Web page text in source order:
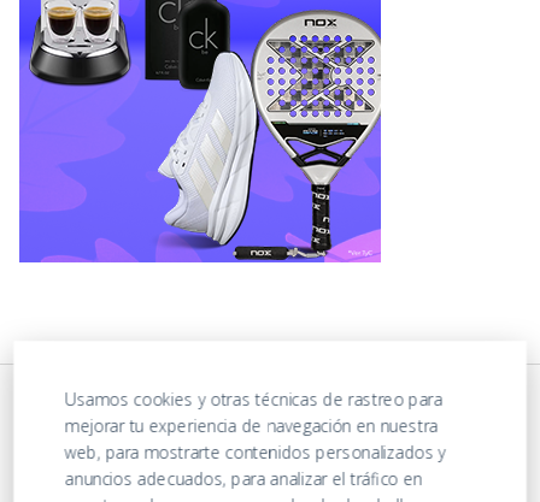
Usamos cookies y otras técnicas de rastreo para
mejorar tu experiencia de navegación en nuestra
web, para mostrarte contenidos personalizados y
anuncios adecuados, para analizar el tráfico en